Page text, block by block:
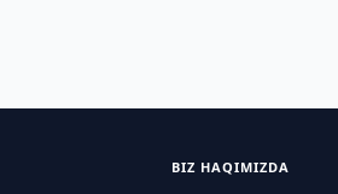
BIZ HAQIMIZDA